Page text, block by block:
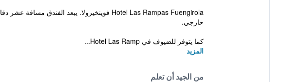
خارجي.
كما يتوفر للضيوف في Hotel Las Ramp...
المزيد
من الجيد أن تعلم